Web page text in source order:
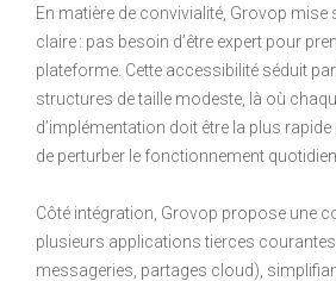
En matière de convivialité, Grovop mise
claire : pas besoin d’être expert pour
plateforme. Cette accessibilité séduit
structures de taille modeste, là où
d’implémentation doit être la plus
de perturber le fonctionnement quotidien.
Côté intégration, Grovop propose une
plusieurs applications tierces courantes
messageries, partages cloud),